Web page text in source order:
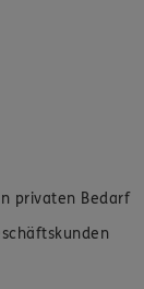
privaten Bedarf